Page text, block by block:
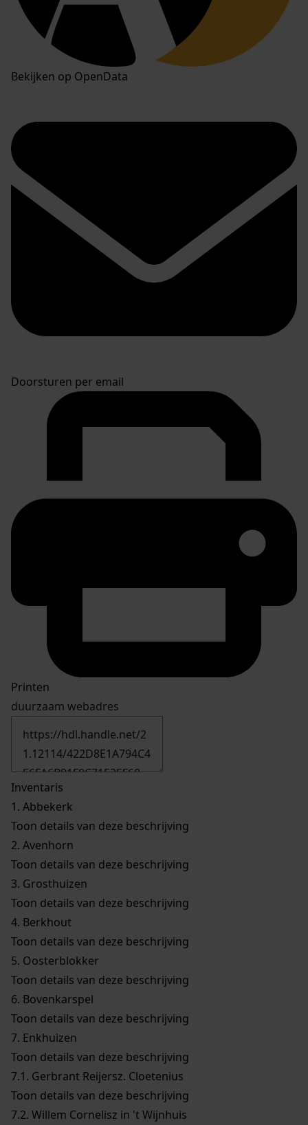
Bekijken op OpenData
Doorsturen per email
Printen
duurzaam webadres
Inventaris
1. Abbekerk
Toon details van deze beschrijving
2. Avenhorn
Toon details van deze beschrijving
3. Grosthuizen
Toon details van deze beschrijving
4. Berkhout
Toon details van deze beschrijving
5. Oosterblokker
Toon details van deze beschrijving
6. Bovenkarspel
Toon details van deze beschrijving
7. Enkhuizen
Toon details van deze beschrijving
7.1. Gerbrant Reijersz. Cloetenius
Toon details van deze beschrijving
7.2. Willem Cornelisz in 't Wijnhuis